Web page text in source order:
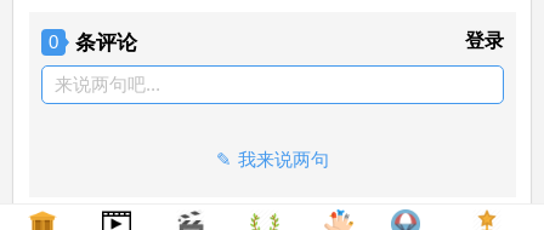
0 条评论 登录
来说两句吧...
我来说两句